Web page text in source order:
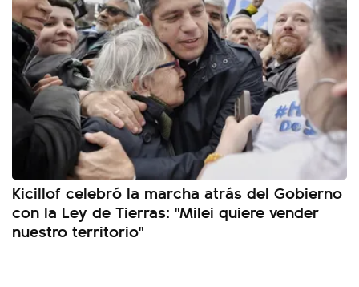
Kicillof celebró la marcha atrás del Gobierno
con la Ley de Tierras: "Milei quiere vender
nuestro territorio"